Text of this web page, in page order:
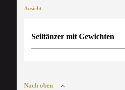
Ansicht
Seiltänzer mit Gewichten
Nach oben